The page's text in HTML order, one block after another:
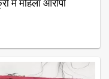
में महिला आरोपी